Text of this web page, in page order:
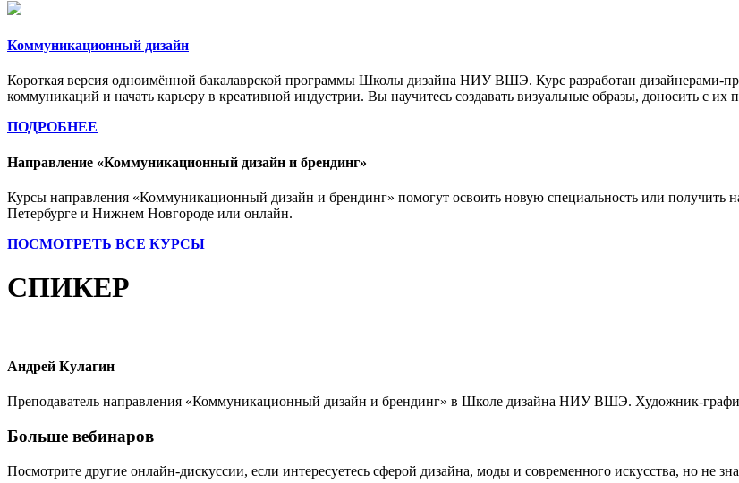
Коммуникационный дизайн
Короткая версия одноимённой бакалаврской программы Школы дизайна НИУ ВШЭ. Курс разработан дизайнерами-
коммуникаций и начать карьеру в креативной индустрии. Вы научитесь создавать визуальные образы, доносить
ПОДРОБНЕЕ
Направление «Коммуникационный дизайн и брендинг»
Курсы направления «Коммуникационный дизайн и брендинг» помогут освоить новую специальность или получить
Петербурге и Нижнем Новгороде или онлайн.
ПОСМОТРЕТЬ ВСЕ КУРСЫ
СПИКЕР
Андрей Кулагин
Преподаватель направления «Коммуникационный дизайн и брендинг» в Школе дизайна НИУ ВШЭ. Художник-
Больше вебинаров
Посмотрите другие онлайн-дискуссии, если интересуетесь сферой дизайна, моды и современного искусства, но не